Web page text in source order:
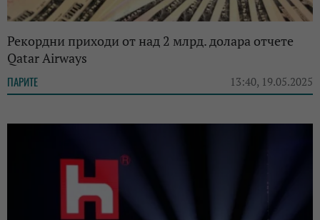
Рекордни приходи от над 2 млрд. долара отчете
Qatar Airways
ПАРИТЕ 13:40, 19.05.2025